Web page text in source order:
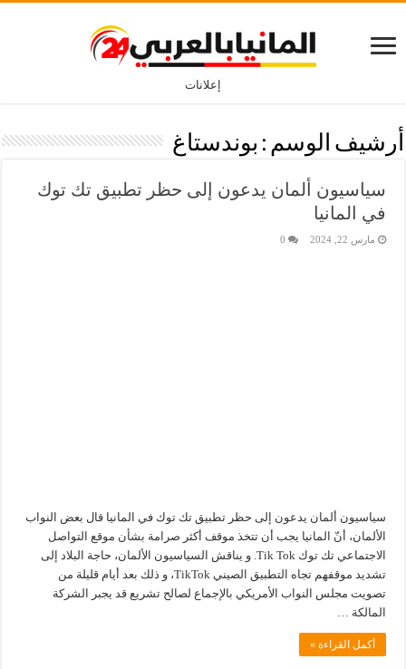
إعلانات
أرشيف الوسم : بوندستاغ
سياسيون ألمان يدعون إلى حظر تطبيق تك توك
في المانيا
مارس 22, 2024 0
سياسيون ألمان يدعون إلى حظر تطبيق تك توك في المانيا قال بعض النواب
الألمان، أنّ المانيا يجب أن تتخذ موقف أكثر صرامة بشأن موقع التواصل
الاجتماعي تك توك Tik Tok. و يناقش السياسيون الألمان، حاجة البلاد إلى
تشديد موقفهم تجاه التطبيق الصيني TikTok، و ذلك بعد أيام قليلة من
تصويت مجلس النواب الأمريكي بالإجماع لصالح تشريع قد يجبر الشركة
المالكة …
أكمل القراءة »